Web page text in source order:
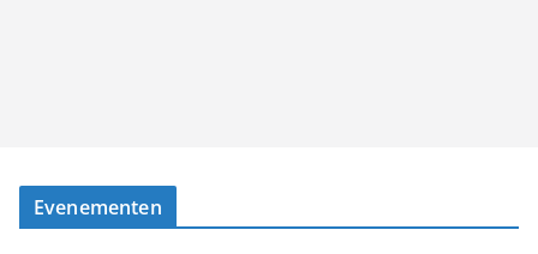
Evenementen